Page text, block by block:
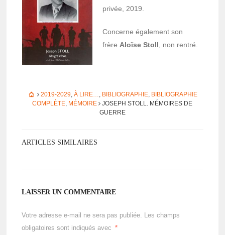
privée, 2019.
Concerne égale­ment son
frère Aloïse Stoll , non rentré.
2019-2029,À LIRE…, BIBLIOGRAPHIE, BIBLIOGRAPHIE
COMPLÈTE, MÉMOIRE
JOSEPH STOLL. MÉMOIRES DE
GUERRE
ARTICLES SIMILAIRES
LAISSER UN COMMENTAIRE
Votre adresse e-mail ne sera pas publiée. Les champs
obligatoires sont indiqués avec
*